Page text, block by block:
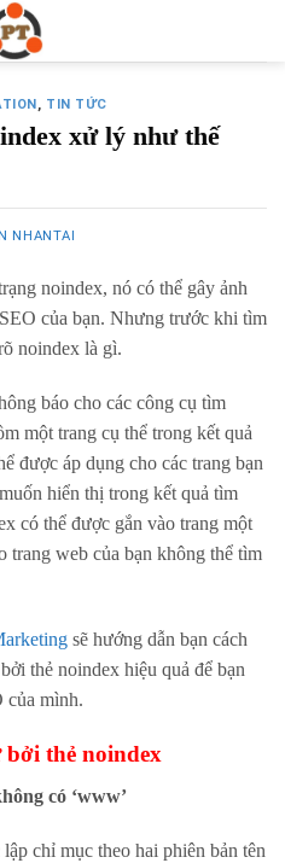
, TIN TỨC
xử lý như thế
NHANTAI
noindex, nó có thể gây ảnh
của bạn. Nhưng trước khi tìm
noindex là gì.
báo cho các công cụ tìm
một trang cụ thể trong kết quả
được áp dụng cho các trang bạn
hiển thị trong kết quả tìm
có thể được gắn vào trang một
trang web của bạn không thể tìm
sẽ hướng dẫn bạn cách
thẻ noindex hiệu quả để bạn
của mình.
thẻ noindex
có ‘www’
chỉ mục theo hai phiên bản tên